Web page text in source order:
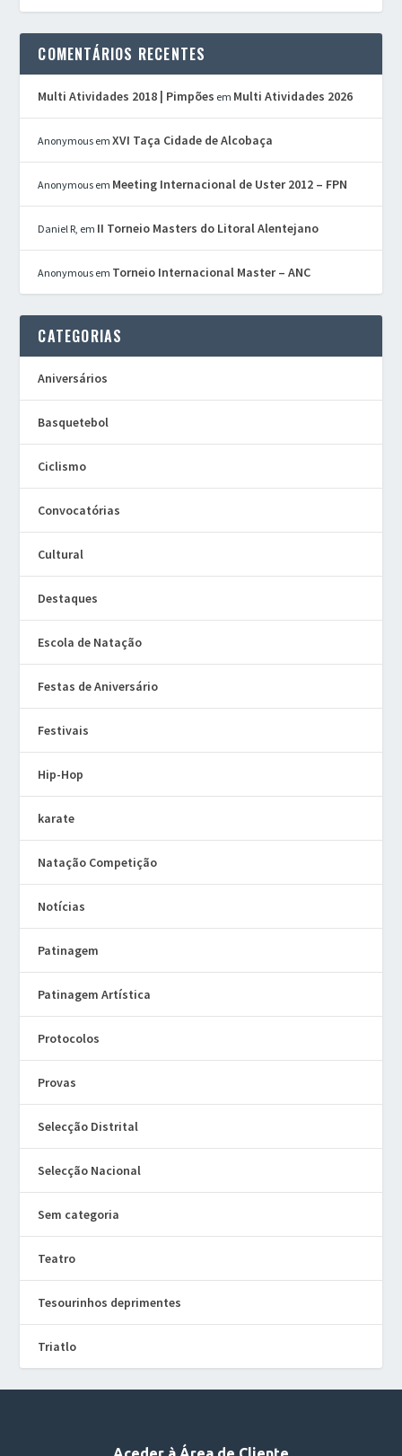
COMENTÁRIOS RECENTES
Multi Atividades 2018 | Pimpões em Multi Atividades 2026
Anonymous emXVI Taça Cidade de Alcobaça
Anonymous em Meeting Internacional de Uster 2012 – FPN
Daniel R, em II Torneio Masters do Litoral Alentejano
Anonymous em Torneio Internacional Master – ANC
CATEGORIAS
Aniversários
Basquetebol
Ciclismo
Convocatórias
Cultural
Destaques
Escola de Natação
Festas de Aniversário
Festivais
Hip-Hop
karate
Natação Competição
Notícias
Patinagem
Patinagem Artística
Protocolos
Provas
Selecção Distrital
Selecção Nacional
Sem categoria
Teatro
Tesourinhos deprimentes
Triatlo